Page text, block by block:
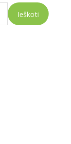
Ieškoti